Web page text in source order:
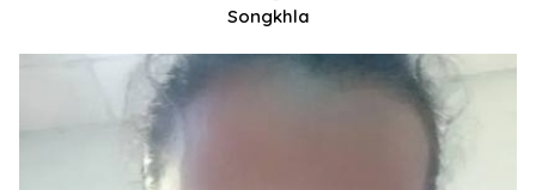
Songkhla